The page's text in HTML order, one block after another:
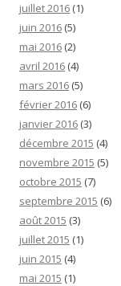
juillet 2016 (1)
juin 2016 (5)
mai 2016 (2)
avril 2016 (4)
mars 2016 (5)
février 2016 (6)
janvier 2016 (3)
décembre 2015 (4)
novembre 2015 (5)
octobre 2015 (7)
septembre 2015 (6)
août 2015 (3)
juillet 2015 (1)
juin 2015 (4)
mai 2015 (1)